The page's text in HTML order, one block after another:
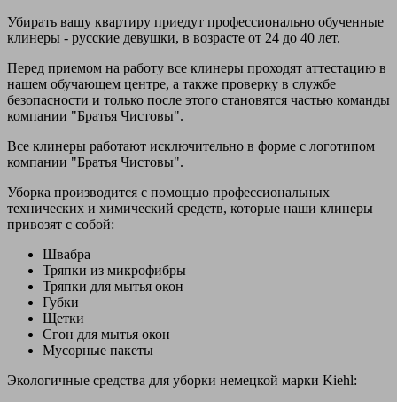
Убирать вашу квартиру приедут профессионально обученные
клинеры - русские девушки, в возрасте от 24 до 40 лет.
Перед приемом на работу все клинеры проходят аттестацию в
нашем обучающем центре, а также проверку в службе
безопасности и только после этого становятся частью команды
компании "Братья Чистовы".
Все клинеры работают исключительно в форме с логотипом
компании "Братья Чистовы".
Уборка производится с помощью профессиональных
технических и химический средств, которые наши клинеры
привозят с собой:
Швабра
Тряпки из микрофибры
Тряпки для мытья окон
Губки
Щетки
Сгон для мытья окон
Мусорные пакеты
Экологичные средства для уборки немецкой марки Kiehl: